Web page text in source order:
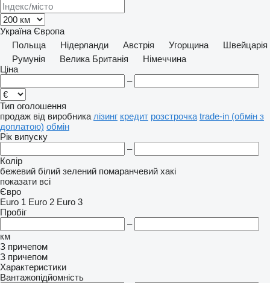
Україна Європа
Польща
Нідерланди Австрія Угорщина
Швейцарія
Румунія
Велика Британія
Німеччина
Ціна
–
Тип оголошення
продаж від виробника лізинг кредит розстрочка trade-in (обмін з
доплатою) обмін
Рік випуску
–
Колір
бежевий білий зелений помаранчевий хакі
показати всі
Євро
Euro 1 Euro 2 Euro 3
Пробіг
–
км
З причепом
З причепом
Характеристики
Вантажопідйомність